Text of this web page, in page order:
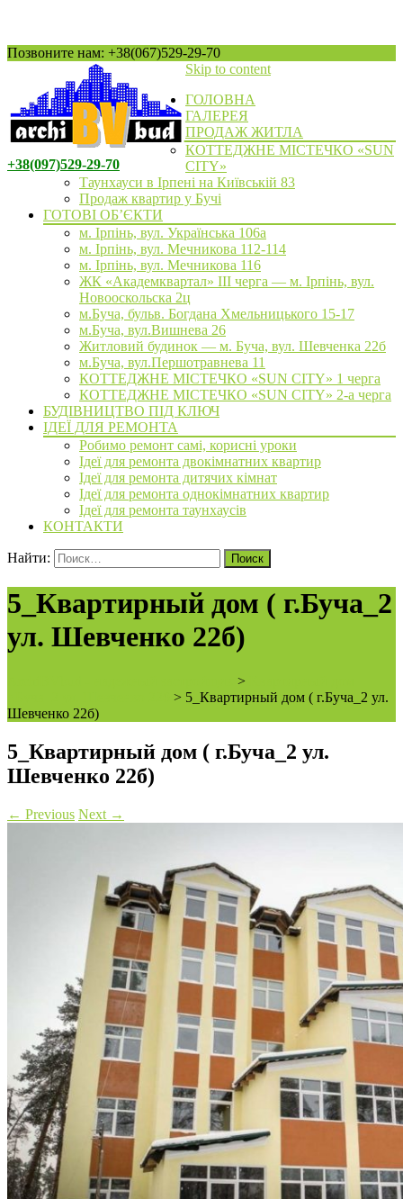
Позвоните нам: +38(067)529-29-70
+38(097)529-29-70
Skip to content
ГОЛОВНА
ГАЛЕРЕЯ
ПРОДАЖ ЖИТЛА
КОТТЕДЖНЕ МІСТЕЧКО «SUN
CITY»
Таунхауси в Ірпені на Київській 83
Продаж квартир у Бучі
ГОТОВІ ОБ’ЄКТИ
м. Ірпінь, вул. Українська 106а
м. Ірпінь, вул. Мечникова 112-114
м. Ірпінь, вул. Мечникова 116
ЖК «Академквартал» III черга — м. Ірпінь, вул.
Новооскольска 2ц
м.Буча, бульв. Богдана Хмельницького 15-17
м.Буча, вул.Вишнева 26
Житловий будинок — м. Буча, вул. Шевченка 22б
м.Буча, вул.Першотравнева 11
КОТТЕДЖНЕ МІСТЕЧКО «SUN CITY» 1 черга
КОТТЕДЖНЕ МІСТЕЧКО «SUN CITY» 2-а черга
БУДІВНИЦТВО ПІД КЛЮЧ
ІДЕЇ ДЛЯ РЕМОНТА
Робимо ремонт самі, корисні уроки
Ідеї для ремонта двокімнатних квартир
Ідеї для ремонта дитячих кімнат
Ідеї для ремонта однокімнатних квартир
Ідеї для ремонта таунхаусів
КОНТАКТИ
Найти:
5_Квартирный дом ( г.Буча_2
ул. Шевченко 22б)
>
> 5_Квартирный дом ( г.Буча_2 ул.
Шевченко 22б)
5_Квартирный дом ( г.Буча_2 ул.
Шевченко 22б)
← Previous Next →